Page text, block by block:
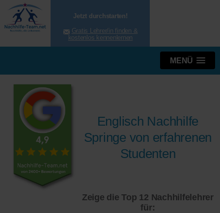
Jetzt durchstarten!
Gratis Lehrer/in finden &
kostenlos kennenlernen
MENÜ
Englisch Nachhilfe
Springe von erfahrenen
Studenten
Zeige die Top 12 Nachhilfelehrer
für: